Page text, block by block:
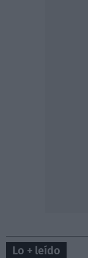
Lo + leído